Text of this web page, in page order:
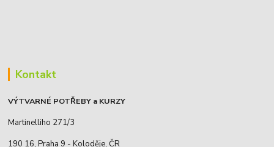
Kontakt
VÝTVARNÉ POTŘEBY a KURZY
Martinelliho 271/3
190 16, Praha 9 - Koloděje, ČR